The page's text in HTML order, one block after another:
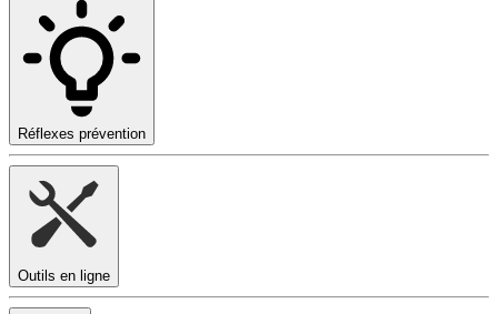
Réflexes prévention
Outils en ligne